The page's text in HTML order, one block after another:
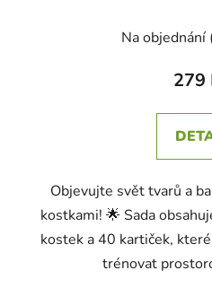
Na
279
Objevujte svět tvarů a
kostkami! 🌟 Sada
kostek a 40 kartiček,
trénovat